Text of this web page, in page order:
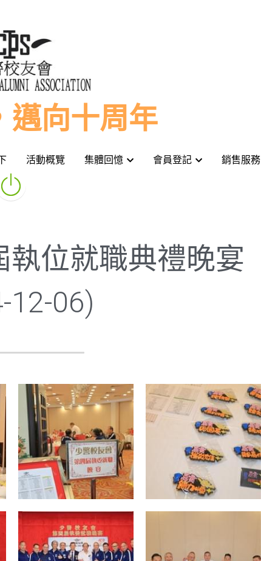
邁向十周年
活動概覽 集體回憶 會員登記 銷售服務
邁向十周年
活動概覽 集體回憶 會員登記 銷售服務
位就職典禮晚宴
12-06)